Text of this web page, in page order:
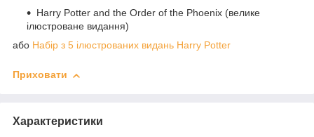
Harry Potter and the Order of the Phoenix (велике
ілюстроване видання)
або Набір з 5 ілюстрованих видань Harry Potter
Приховати
Характеристики